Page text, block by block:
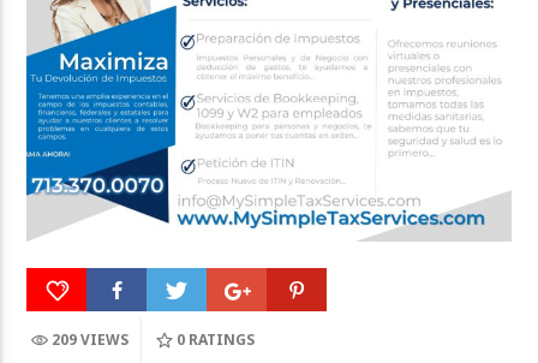
209 VIEWS 0 RATINGS